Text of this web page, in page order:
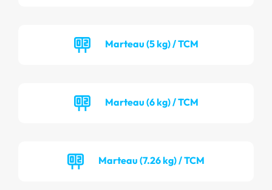
Marteau (5 kg) / TCM
Marteau (6 kg) / TCM
Marteau (7.26 kg) / TCM